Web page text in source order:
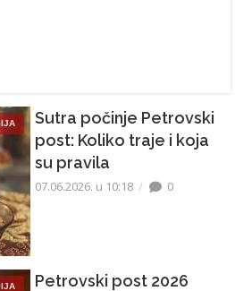
Sutra počinje Petrovski
post: Koliko traje i koja
su pravila
07.06.2026. u 10:18 0
Petrovski post 2026